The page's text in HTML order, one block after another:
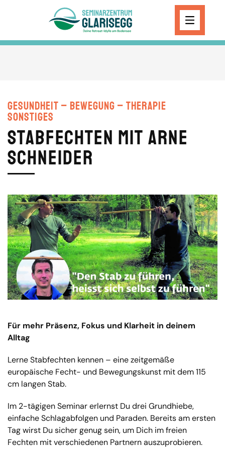
Skip to main content
Gesundheit – Bewegung – Therapie
Sonstiges
Stabfechten mit Arne
Schneider
Für mehr Präsenz, Fokus und Klarheit in deinem
Alltag
Lerne Stabfechten kennen – eine zeitgemäße
europäische Fecht- und Bewegungskunst mit dem 115
cm langen Stab.
Im 2-tägigen Seminar erlernst Du drei Grundhiebe,
einfache Schlagabfolgen und Paraden. Bereits am ersten
Tag wirst Du sicher genug sein, um Dich im freien
Fechten mit verschiedenen Partnern auszuprobieren.